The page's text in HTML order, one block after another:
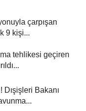
çarpışan
9 kişi...
tehlikesi geçiren
Bakanı